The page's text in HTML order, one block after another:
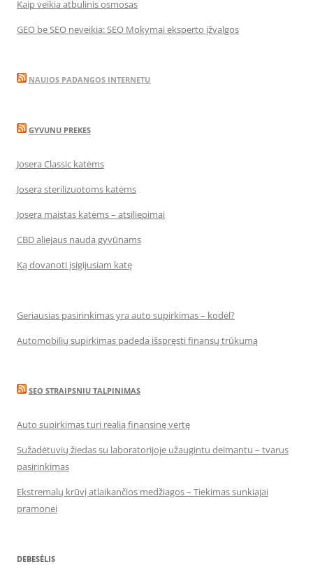
Kaip veikia atbulinis osmosas
GEO be SEO neveikia: SEO Mokymai eksperto įžvalgos
NAUJOS PADANGOS INTERNETU
GYVUNU PREKES
Josera Classic katėms
Josera sterilizuotoms katėms
Josera maistas katėms – atsiliepimai
CBD aliejaus nauda gyvūnams
Ką dovanoti įsigijusiam katę
Geriausias pasirinkimas yra auto supirkimas – kodėl?
Automobilių supirkimas padeda išspręsti finansų trūkumą
SEO STRAIPSNIU TALPINIMAS
Auto supirkimas turi realią finansinę vertę
Sužadėtuvių žiedas su laboratorijoje užaugintu deimantu – tvarus
pasirinkimas
Ekstremalų krūvį atlaikančios medžiagos – Tiekimas sunkiajai
pramonei
DEBESĖLIS